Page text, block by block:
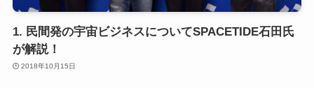
1. 民間発の宇宙ビジネスについてSPACETIDE石田氏
が解説！
2018年10月15日